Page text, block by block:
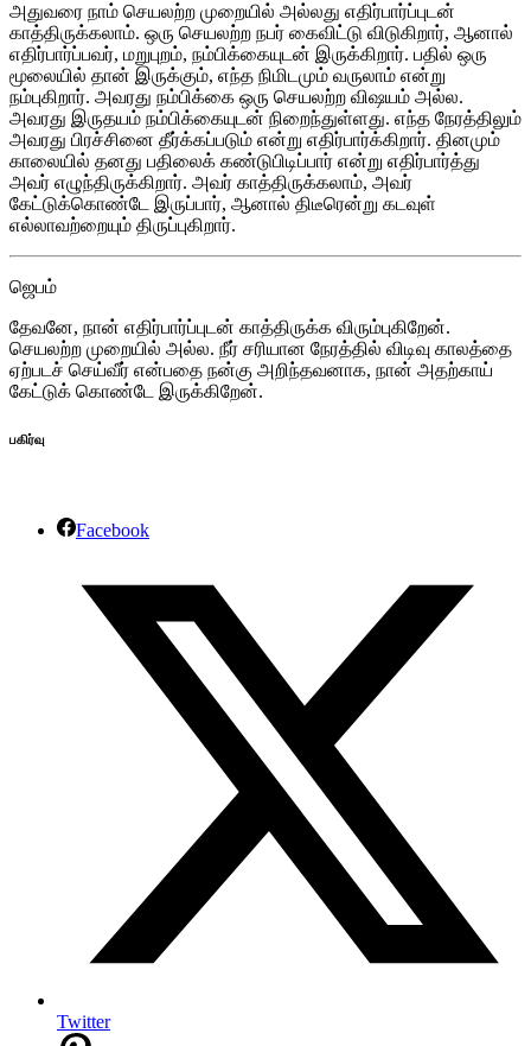
அதுவரை நாம் செயலற்ற முறையில் அல்லது எதிர்பார்ப்புடன்
காத்திருக்கலாம். ஒரு செயலற்ற நபர் கைவிட்டு விடுகிறார், ஆனால்
எதிர்பார்ப்பவர், மறுபுறம், நம்பிக்கையுடன் இருக்கிறார். பதில் ஒரு
மூலையில் தான் இருக்கும், எந்த நிமிடமும் வருலாம் என்று
நம்புகிறார். அவரது நம்பிக்கை ஒரு செயலற்ற விஷயம் அல்ல.
அவரது இருதயம் நம்பிக்கையுடன் நிறைந்துள்ளது. எந்த நேரத்திலும்
அவரது பிரச்சினை தீர்க்கப்படும் என்று எதிர்பார்க்கிறார். தினமும்
காலையில் தனது பதிலைக் கண்டுபிடிப்பார் என்று எதிர்பார்த்து
அவர் எழுந்திருக்கிறார். அவர் காத்திருக்கலாம், அவர்
கேட்டுக்கொண்டே இருப்பார், ஆனால் திடீரென்று கடவுள்
எல்லாவற்றையும் திருப்புகிறார்.
ஜெபம்
தேவனே, நான் எதிர்பார்ப்புடன் காத்திருக்க விரும்புகிறேன்.
செயலற்ற முறையில் அல்ல. நீர் சரியான நேரத்தில் விடிவு காலத்தை
ஏற்படச் செய்வீர் என்பதை நன்கு அறிந்தவனாக, நான் அதற்காய்
கேட்டுக் கொண்டே இருக்கிறேன்.
பகிர்வு
Facebook
Twitter